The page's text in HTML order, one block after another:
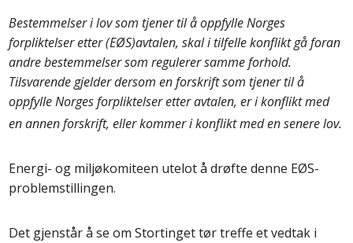
Bestemmelser i lov som tjener til å oppfylle Norges
forpliktelser etter (EØS)avtalen, skal i tilfelle konflikt gå foran
andre bestemmelser som regulerer samme forhold.
Tilsvarende gjelder dersom en forskrift som tjener til å
oppfylle Norges forpliktelser etter avtalen, er i konflikt med
en annen forskrift, eller kommer i konflikt med en senere lov.
Energi- og miljøkomiteen utelot å drøfte denne EØS-
problemstillingen.
Det gjenstår å se om Stortinget tør treffe et vedtak i